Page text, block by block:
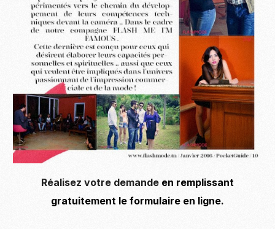
Réalisez votre demande en remplissant
gratuitement le formulaire en ligne.